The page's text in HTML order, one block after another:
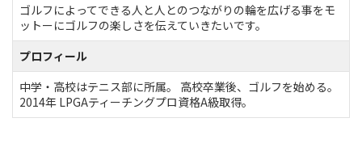
ゴルフによってできる人と人とのつながりの輪を広げる事をモ
ットーにゴルフの楽しさを伝えていきたいです。
プロフィール
中学・高校はテニス部に所属。 高校卒業後、ゴルフを始める。
2014年 LPGAティーチングプロ資格A級取得。